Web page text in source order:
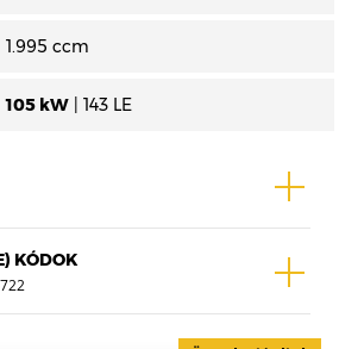
1.995 ccm
105 kW | 143 LE
KÓDOK